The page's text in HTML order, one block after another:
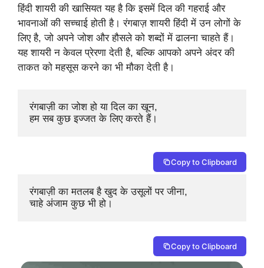
हिंदी शायरी की खासियत यह है कि इसमें दिल की गहराई और
भावनाओं की सच्चाई होती है। रंगबाज़ शायरी हिंदी में उन लोगों के
लिए है, जो अपने जोश और हौसले को शब्दों में ढालना चाहते हैं।
यह शायरी न केवल प्रेरणा देती है, बल्कि आपको अपने अंदर की
ताकत को महसूस करने का भी मौका देती है।
रंगबाज़ी का जोश हो या दिल का खून,
हम सब कुछ इज्जत के लिए करते हैं।
Copy to Clipboard
रंगबाज़ी का मतलब है खुद के उसूलों पर जीना,
चाहे अंजाम कुछ भी हो।
Copy to Clipboard